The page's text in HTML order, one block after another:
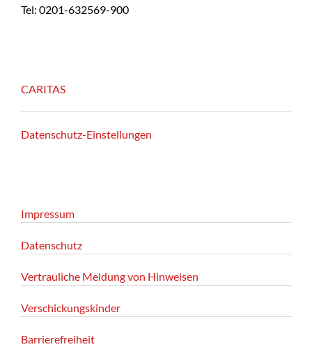
Tel: 0201-632569-900
CARITAS
Datenschutz-Einstellungen
Impressum
Datenschutz
Vertrauliche Meldung von Hinweisen
Verschickungskinder
Barrierefreiheit